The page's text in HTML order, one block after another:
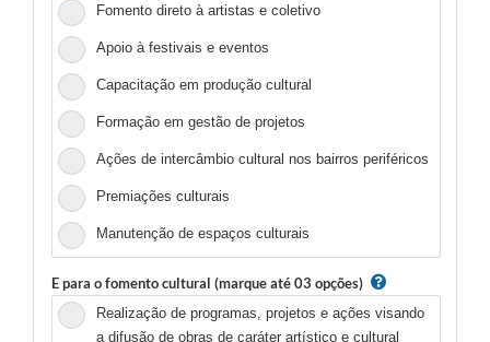
Fomento direto à artistas e coletivo
Apoio à festivais e eventos
Capacitação em produção cultural
Formação em gestão de projetos
Ações de intercâmbio cultural nos bairros periféricos
Premiações culturais
Manutenção de espaços culturais
E para o fomento cultural (marque até 03 opções)
Realização de programas, projetos e ações visando
a difusão de obras de caráter artístico e cultural